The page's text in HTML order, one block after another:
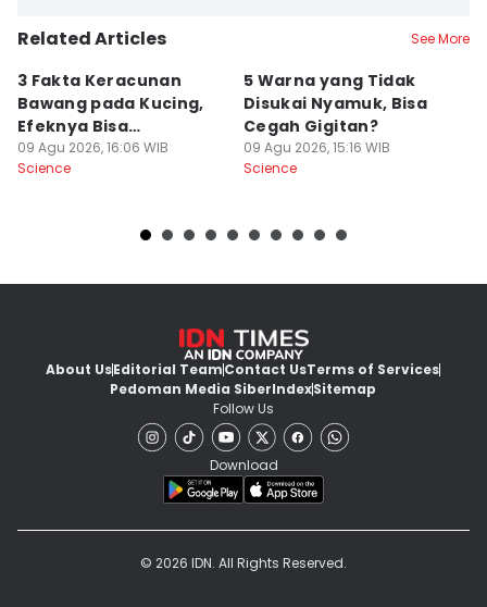
Related Articles See More
3 Fakta Keracunan
Bawang pada Kucing,
Efeknya Bisa
Mematikan!
09 Agu 2026, 16:06 WIB
Science
5 Warna yang Tidak
Disukai Nyamuk, Bisa
Cegah Gigitan?
09 Agu 2026, 15:16 WIB
Science
About UsEditorial TeamContact UsTerms of Services
Pedoman Media SiberIndexSitemap
Follow Us
Download
© 2026 IDN. All Rights Reserved.